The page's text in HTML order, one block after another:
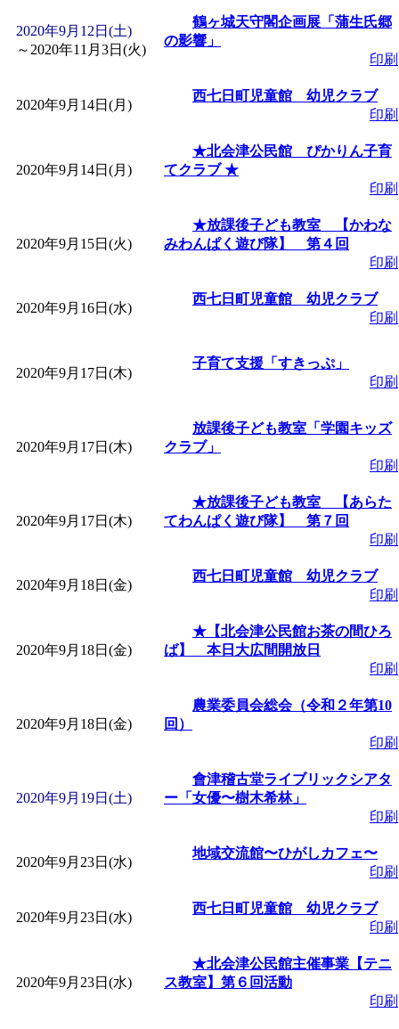
2020年9月12日(土)
～ 2020年11月3日(火)
鶴ヶ城天守閣企画展「蒲生氏郷
の影響」
印刷
2020年9月14日(月)
西七日町児童館 幼児クラブ
印刷
2020年9月14日(月)
★北会津公民館 ぴかりん子育
てクラブ ★
印刷
2020年9月15日(火)
★放課後子ども教室 【かわな
みわんぱく遊び隊】 第４回
印刷
2020年9月16日(水)
西七日町児童館 幼児クラブ
印刷
2020年9月17日(木)
子育て支援「すきっぷ」
印刷
2020年9月17日(木)
放課後子ども教室「学園キッズ
クラブ」
印刷
2020年9月17日(木)
★放課後子ども教室 【あらた
てわんぱく遊び隊】 第７回
印刷
2020年9月18日(金)
西七日町児童館 幼児クラブ
印刷
2020年9月18日(金)
★【北会津公民館お茶の間ひろ
ば】 本日大広間開放日
印刷
2020年9月18日(金)
農業委員会総会（令和２年第10
回）
印刷
2020年9月19日(土)
會津稽古堂ライブリックシアタ
ー「女優〜樹木希林」
印刷
2020年9月23日(水)
地域交流館〜ひがしカフェ〜
印刷
2020年9月23日(水)
西七日町児童館 幼児クラブ
印刷
2020年9月23日(水)
★北会津公民館主催事業【テニ
ス教室】第６回活動
印刷